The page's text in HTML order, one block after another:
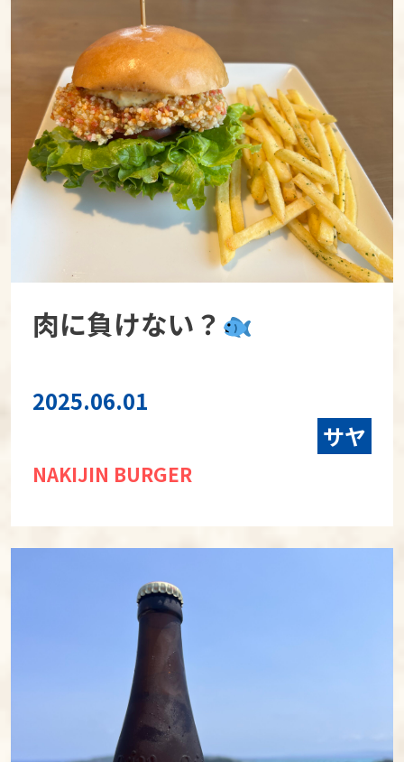
肉に負けない？
2025.06.01
サヤ
NAKIJIN BURGER